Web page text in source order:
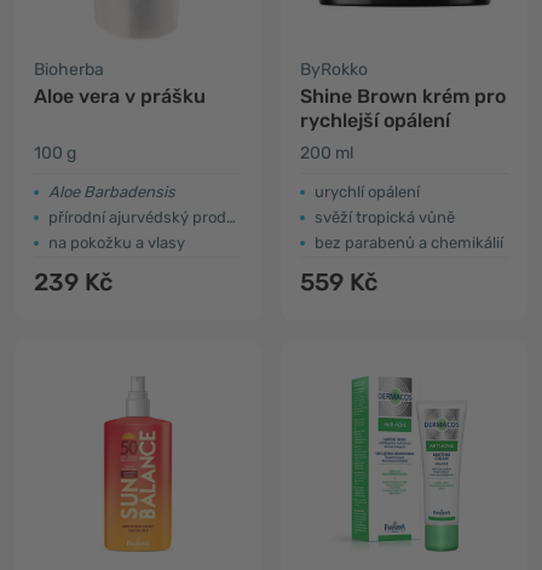
Bioherba
Aloe vera v prášku
100 g
Aloe Barbadensis
přírodní ajurvédský produkt
na pokožku a vlasy
239 Kč
ByRokko
Shine Brown krém pro
rychlejší opálení
200 ml
urychlí opálení
svěží tropická vůně
bez parabenů a chemikálií
559 Kč